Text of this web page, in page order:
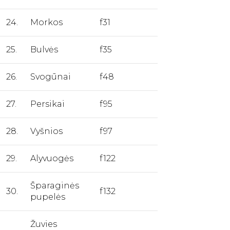
24. Morkos f31
25. Bulvės f35
26. Svogūnai f48
27. Persikai f95
28. Vyšnios f97
29. Alyvuogės f122
30.
Šparaginės
pupelės
f132
Žuvies